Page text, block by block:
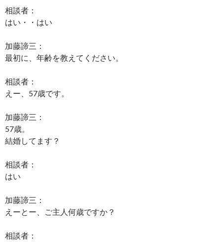
相談者：
はい・・はい
加藤諦三：
最初に、年齢を教えてください。
相談者：
えー、57歳です。
加藤諦三：
57歳。
結婚してます？
相談者：
はい
加藤諦三：
えーとー、ご主人何歳ですか？
相談者：